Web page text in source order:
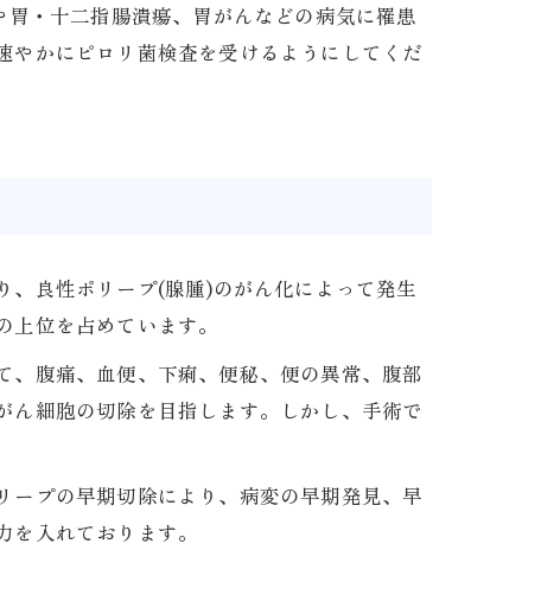
・十二指腸潰瘍、胃がんなどの病気に罹患
かにピロリ菌検査を受けるようにしてくだ
良性ポリープ(腺腫)のがん化によって発生
位を占めています。
腹痛、血便、下痢、便秘、便の異常、腹部
細胞の切除を目指します。しかし、手術で
プの早期切除により、病変の早期発見、早
入れております。